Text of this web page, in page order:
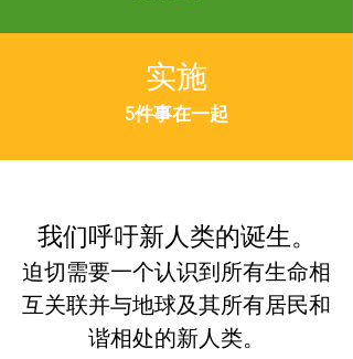
实施
5件事在一起
我们呼吁新人类的诞生。
迫切需要一个认识到所有生命相
互关联并与地球及其所有居民和
谐相处的新人类。